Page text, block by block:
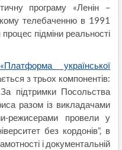
програму «Ленін –
телебаченню в 1991
підміни реальності
«Платформа української
з трьох компонентів:
підтримки Посольства
разом із викладачами
режисерами провели у
без кордонів”, в
і документальній